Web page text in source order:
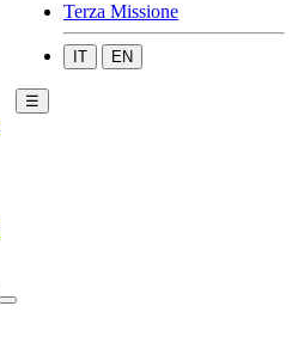
Terza Missione
IT EN
☰